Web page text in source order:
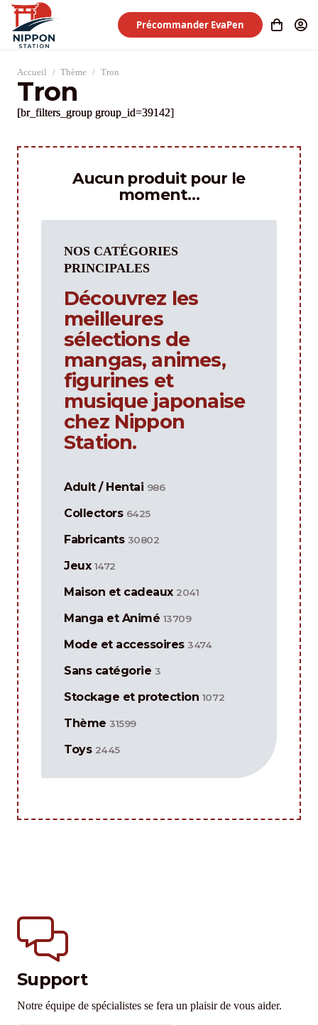
Précommander EvaPen
Accueil / Thème / Tron
Tron
[br_filters_group group_id=39142]
Aucun produit pour le
moment…
NOS CATÉGORIES
PRINCIPALES
Découvrez les
meilleures
sélections de
mangas, animes,
figurines et
musique japonaise
chez Nippon
Station.
Adult / Hentai 986
Collectors 6425
Fabricants 30802
Jeux 1472
Maison et cadeaux 2041
Manga et Animé 13709
Mode et accessoires 3474
Sans catégorie 3
Stockage et protection 1072
Thème 31599
Toys 2445
Support
Notre équipe de spécialistes se fera un plaisir de vous aider.